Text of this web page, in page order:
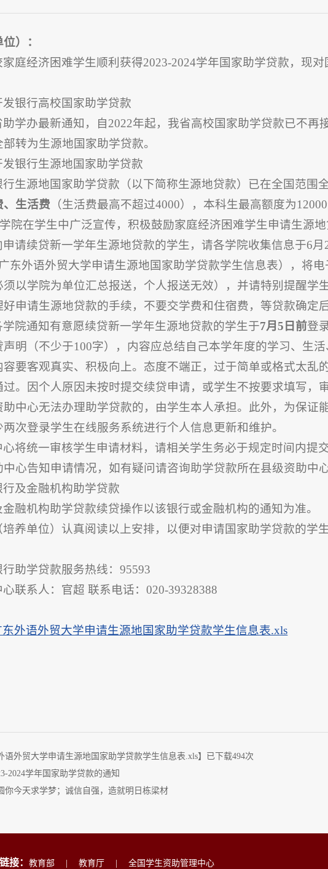
）：
庭经济困难学生顺利获得2023-2024学年国家助学贷款，现
银行高校国家助学贷款
学办最新通知，自2022年起，我省高校国家助学贷款已不再
转为生源地国家助学贷款。
银行生源地国家助学贷款
行生源地国家助学贷款（以下简称生源地贷款）已在全国范围全
、生活费 （生活费最高不超过4000），本科生最高额度为
院在学生中广泛宣传，积极鼓励家庭经济困难学生申请生源地
请续贷新一学年生源地贷款的学生，请各学院收集信息于6月
东外语外贸大学申请生源地国家助学贷款学生信息表），将
须以学院为单位汇总报送，个人报送无效），并请特别提醒学
申请生源地贷款的手续，不要交学费和住宿费，等贷款确定
学院通知有意愿续贷新一学年生源地贷款的学生于7月5 日前登
明（不少于100字），内容应总结自己本学年度的学习、生
容要客观真实、积极向上。态度不端正，过于简单或格式太乱
。因个人原因未按时提交续贷申请，或学生不按要求填写，
中心无法办理助学贷款的，由学生本人承担。此外，为保证
次登录学生在线服务系统进行个人信息更新和维护。
心将统一审核学生申请材料，请相关学生务必于规定时间内提
心告知申请情况，如有疑问请咨询助学贷款所在县级资助中心
行及金融机构助学贷款
融机构助学贷款续贷操作以该银行或金融机构的通知为准。
养单位）认真阅读以上安排，以便对申请国家助学贷款的学
行助学贷款服务热线：95593
联系人：官超 联系电话：020-39328388
东外语外贸大学申请生源地国家助学贷款学生信息表.xls
语外贸大学申请生源地国家助学贷款学生信息表.xls】已下载494次
2024学年国家助学贷款的通知
你今天求学梦；诚信自强，造就明日栋梁材
接： 教育部 教育厅 全国学生资助管理中心